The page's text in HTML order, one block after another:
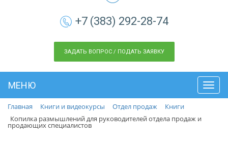
+7 (383) 292-28-74
ЗАДАТЬ ВОПРОС / ПОДАТЬ ЗАЯВКУ
МЕНЮ
Главная
Книги и видеокурсы Отдел продаж
Книги
Копилка размышлений для руководителей отдела продаж и
продающих специалистов